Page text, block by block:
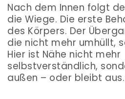
Nach dem Innen folgt
die Wiege. Die erste
des Körpers. Der
die nicht mehr umhüllt,
Hier ist Nähe nicht mehr
selbstverständlich,
außen – oder bleibt aus.